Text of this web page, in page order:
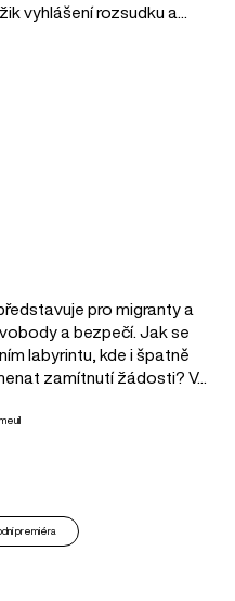
vyhlášení rozsudku a...
pro migranty a
a bezpečí. Jak se
labyrintu, kde i špatně
zamítnutí žádosti? V...
premiéra